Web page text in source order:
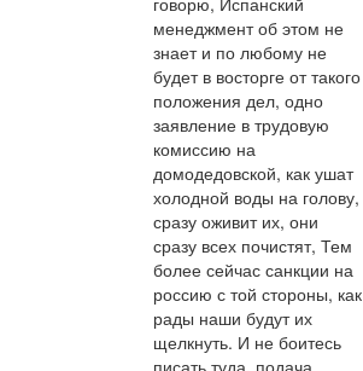
менеджмент об этом не
знает и по любому не
будет в восторге от такого
положения дел, одно
заявление в трудовую
комиссию на
домодедовской, как ушат
холодной воды на голову,
сразу оживит их, они
сразу всех почистят, Тем
более сейчас санкции на
россию с той стороны, как
рады наши будут их
щелкнуть. И не боитесь
писать туда, подача